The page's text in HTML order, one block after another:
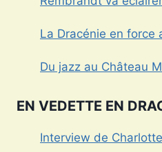
La Dracénie en force
Du jazz au Château
EN VEDETTE EN
Interview de